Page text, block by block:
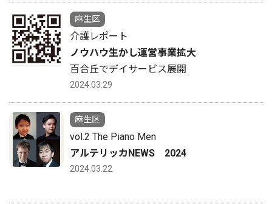
麻生区
介護レポート
ノウハウ生かし運営事業拡大
百合丘でデイサービス展開
2024.03.29
麻生区
vol.2 The Piano Men
アルテリッカNEWS 2024
2024.03.22